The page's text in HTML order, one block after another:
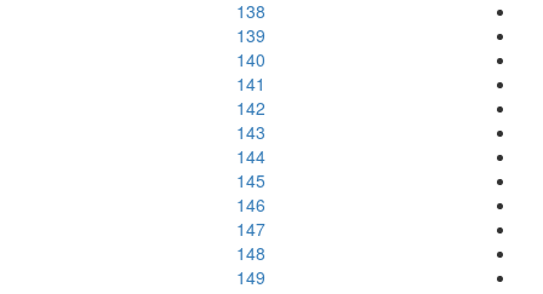
138
139
140
141
142
143
144
145
146
147
148
149